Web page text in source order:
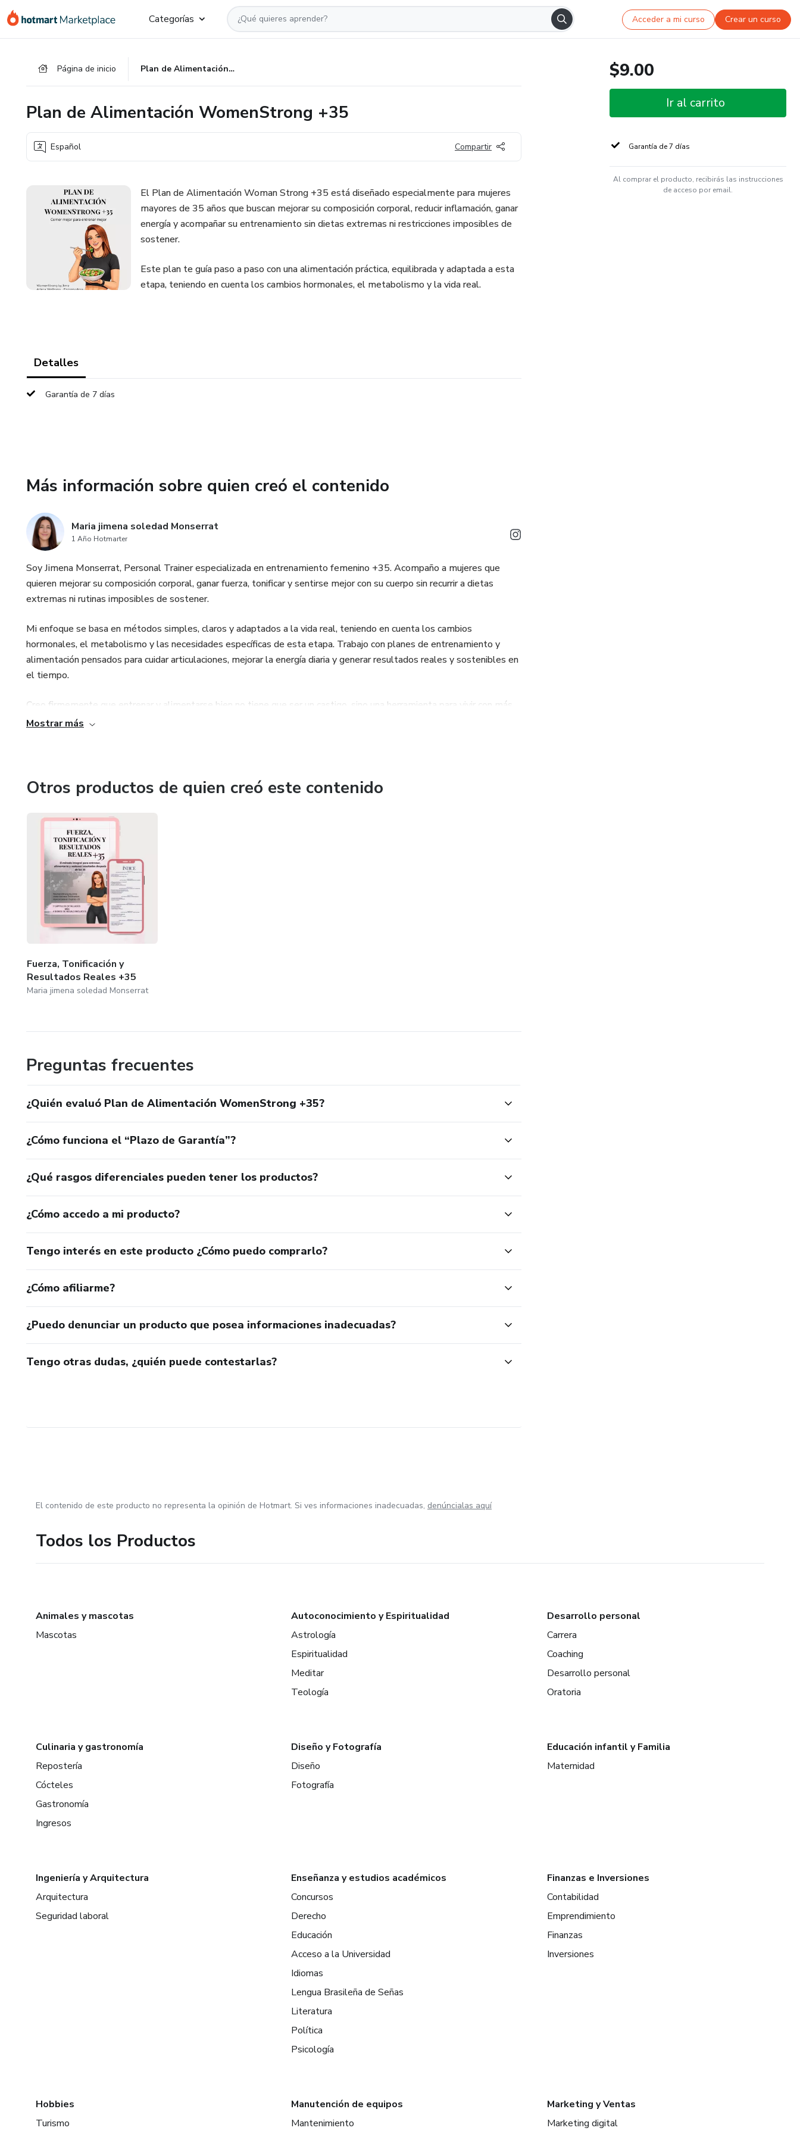
Categorías Acceder a mi curso Crear un curso
Página de inicio Plan de Alimentación WomenStrong +35
Plan de Alimentación WomenStrong +35
Español Compartir
El Plan de Alimentación Woman Strong +35 está diseñado especialmente para mujeres
mayores de 35 años que buscan mejorar su composición corporal, reducir inflamación, ganar
energía y acompañar su entrenamiento sin dietas extremas ni restricciones imposibles de
sostener.
Este plan te guía paso a paso con una alimentación práctica, equilibrada y adaptada a esta
etapa, teniendo en cuenta los cambios hormonales, el metabolismo y la vida real.
Detalles
Garantía de 7 días
Más información sobre quien creó el contenido
Maria jimena soledad Monserrat
1 Año Hotmarter
Soy Jimena Monserrat, Personal Trainer especializada en entrenamiento femenino +35. Acompaño a mujeres que
quieren mejorar su composición corporal, ganar fuerza, tonificar y sentirse mejor con su cuerpo sin recurrir a dietas
extremas ni rutinas imposibles de sostener.
Mi enfoque se basa en métodos simples, claros y adaptados a la vida real, teniendo en cuenta los cambios
hormonales, el metabolismo y las necesidades específicas de esta etapa. Trabajo con planes de entrenamiento y
alimentación pensados para cuidar articulaciones, mejorar la energía diaria y generar resultados reales y sostenibles en
el tiempo.
Creo firmemente que entrenar y alimentarse bien no tiene que ser un castigo, sino una herramienta para vivir con más
seguridad, salud y bienestar. Mi objetivo es acompañarte paso a paso, enseñarte a confiar en el proceso y ayudarte a
Mostrar más
Otros productos de quien creó este contenido
Fuerza, Tonificación y
Resultados Reales +35
Maria jimena soledad Monserrat
Preguntas frecuentes
¿Quién evaluó Plan de Alimentación WomenStrong +35?
¿Cómo funciona el “Plazo de Garantía”?
¿Qué rasgos diferenciales pueden tener los productos?
¿Cómo accedo a mi producto?
Tengo interés en este producto ¿Cómo puedo comprarlo?
¿Cómo afiliarme?
¿Puedo denunciar un producto que posea informaciones inadecuadas?
Tengo otras dudas, ¿quién puede contestarlas?
$9.00
Ir al carrito
Garantía de 7 días
Al comprar el producto, recibirás las instrucciones
de acceso por email.
El contenido de este producto no representa la opinión de Hotmart. Si ves informaciones inadecuadas, denúncialas aquí
Todos los Productos
Animales y mascotas
Mascotas
Autoconocimiento y Espiritualidad
Astrología
Espiritualidad
Meditar
Teología
Desarrollo personal
Carrera
Coaching
Desarrollo personal
Oratoria
Culinaria y gastronomía
Repostería
Cócteles
Gastronomía
Ingresos
Diseño y Fotografía
Diseño
Fotografía
Educación infantil y Familia
Maternidad
Ingeniería y Arquitectura
Arquitectura
Seguridad laboral
Enseñanza y estudios académicos
Concursos
Derecho
Educación
Acceso a la Universidad
Idiomas
Lengua Brasileña de Señas
Literatura
Política
Psicología
Finanzas e Inversiones
Contabilidad
Emprendimiento
Finanzas
Inversiones
Hobbies
Turismo
Manutención de equipos
Mantenimiento
Marketing y Ventas
Marketing digital